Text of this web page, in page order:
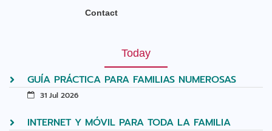
Contact
Today
GUÍA PRÁCTICA PARA FAMILIAS NUMEROSAS
31 Jul 2026
INTERNET Y MÓVIL PARA TODA LA FAMILIA